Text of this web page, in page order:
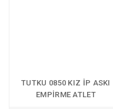
TUTKU 0850 KIZ İP ASKI
EMPİRME ATLET